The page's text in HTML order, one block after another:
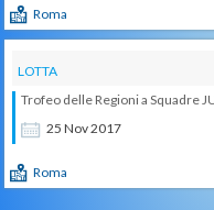
Roma
LOTTA
25 Nov2017
Trofeo delle Regioni a Squadre
Roma